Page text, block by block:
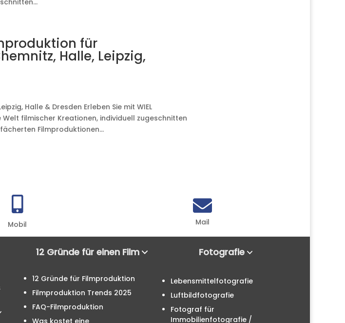
für
Halle, Leipzig,
Halle & Dresden Erleben Sie mit WIEL
filmischer Kreationen, individuell zugeschnitten
Filmproduktionen...

Mobil

Mail
12 Gründe für einen Film
12 Gründe für Filmproduktion
Filmproduktion Trends 2025
FAQ-Filmproduktion
Was kostet eine
Fotografie
Lebensmittelfotografie
Luftbildfotografie
Fotograf für
Immobilienfotografie /